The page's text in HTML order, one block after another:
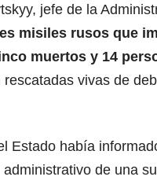
jefe de la
misiles rusos que
muertos y 14
vivas de
Estado había
de una